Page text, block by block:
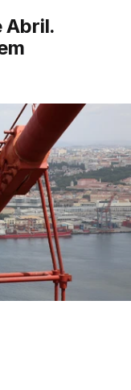
Abril.